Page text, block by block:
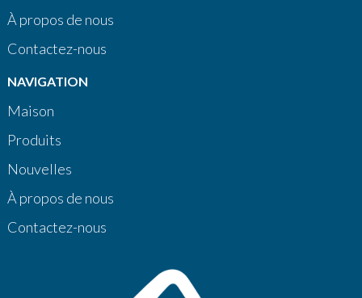
À propos de nous
Contactez-nous
NAVIGATION
Maison
Produits
Nouvelles
À propos de nous
Contactez-nous